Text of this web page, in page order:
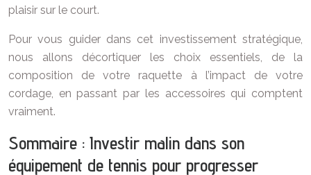
plaisir sur le court.
Pour vous guider dans cet investissement stratégique,
nous allons décortiquer les choix essentiels, de la
composition de votre raquette à l’impact de votre
cordage, en passant par les accessoires qui comptent
vraiment.
Sommaire : Investir malin dans son
équipement de tennis pour progresser